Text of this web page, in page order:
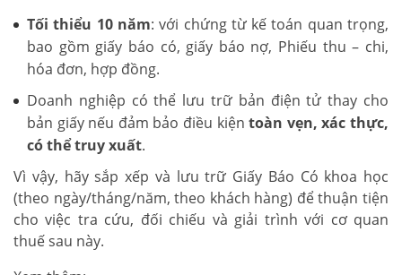
Tối thiểu 10 năm: với chứng từ kế toán quan trọng,
bao gồm giấy báo có, giấy báo nợ, Phiếu thu – chi,
hóa đơn, hợp đồng.
Doanh nghiệp có thể lưu trữ bản điện tử thay cho
bản giấy nếu đảm bảo điều kiệntoàn vẹn, xác thực,
có thể truy xuất.
Vì vậy, hãy sắp xếp và lưu trữ Giấy Báo Có khoa học
(theo ngày/tháng/năm, theo khách hàng) để thuận tiện
cho việc tra cứu, đối chiếu và giải trình với cơ quan
thuế sau này.